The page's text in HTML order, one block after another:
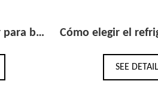
Cómo elegir el refrigerador de bebidas debajo del mostrador adecuado para su bar o cocina